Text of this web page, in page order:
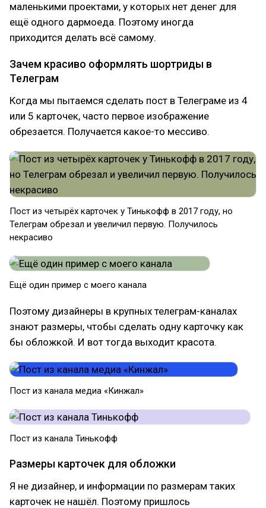
маленькими проектами, у которых нет денег для
ещё одного дармоеда. Поэтому иногда
приходится делать всё самому.
Зачем красиво оформлять шортриды в
Телеграм
Когда мы пытаемся сделать пост в Телеграме из 4
или 5 карточек, часто первое изображение
обрезается. Получается какое-то мессиво.
Пост из четырёх карточек у Тинькофф в 2017 году, но
Телеграм обрезал и увеличил первую. Получилось
некрасиво
Ещё один пример с моего канала
Поэтому дизайнеры в крупных телеграм-каналах
знают размеры, чтобы сделать одну карточку как
бы обложкой. И вот тогда выходит красота.
Пост из канала медиа «Кинжал»
Пост из канала Тинькофф
Размеры карточек для обложки
Я не дизайнер, и информации по размерам таких
карточек не нашёл. Поэтому пришлось